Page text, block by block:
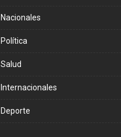
Nacionales
Política
Salud
Internacionales
Deporte